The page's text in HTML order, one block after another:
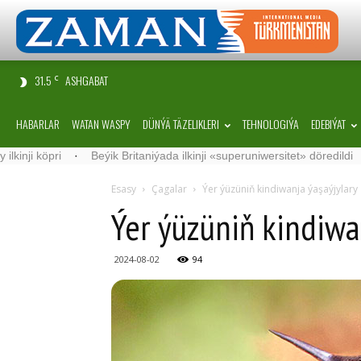
31.5 C ASHGABAT
HABARLAR WATAN WASPY DÜNÝÄ TÄZELIKLERI TEHNOLOGIÝA EDEBIÝAT
· Beýik Britaniýada ilkinji «superuniwersitet» döredildi ·
Esasy Çagalar Ýer ýüzüniň kindiwanja ýaşaýjylary
Ýer ýüzüniň
2024-08-02 94